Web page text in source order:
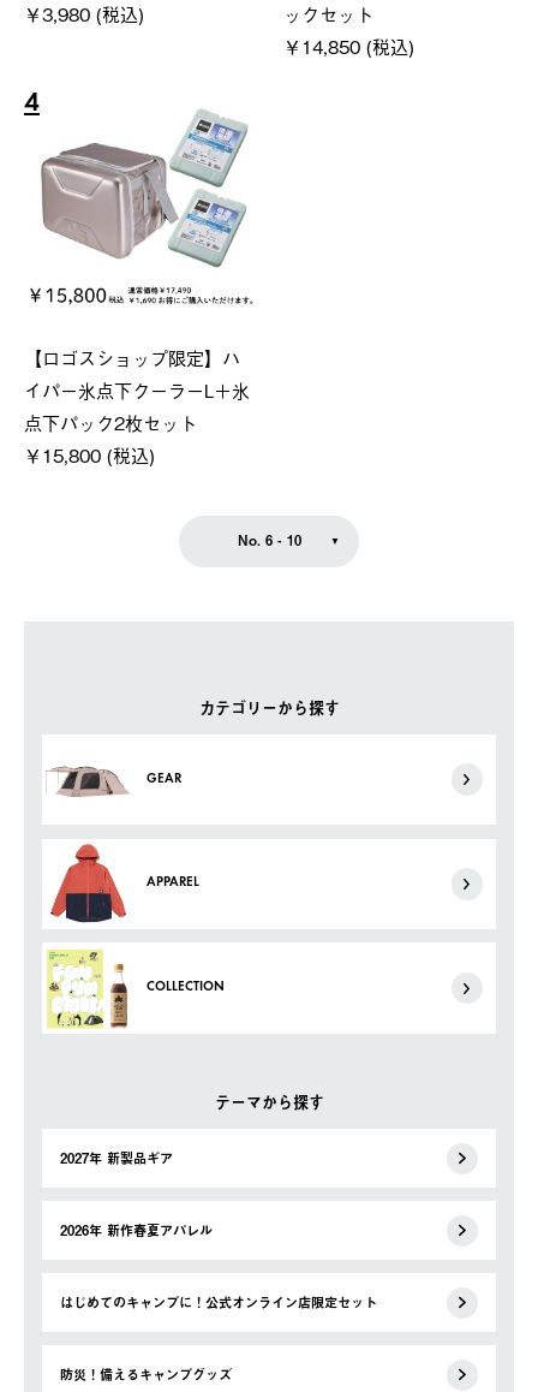
カテゴリーから探す
GEAR
APPAREL
COLLECTION
テーマから探す
2027年 新製品ギア
2026年 新作春夏アパレル
はじめてのキャンプに！公式オンライン店限定セット
防災！備えるキャンプグッズ
￥3,980 (税込)
ックセット
￥14,850 (税込)
4
【ロゴスショップ限定】ハ
イパー氷点下クーラーL＋氷
点下パック2枚セット
￥15,800 (税込)
No. 6 - 10